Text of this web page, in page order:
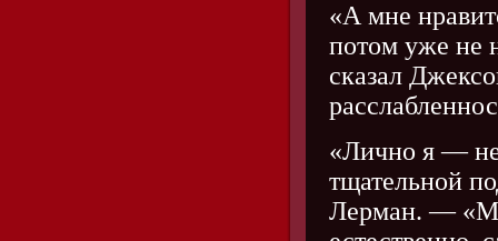
«А мне
потом уже не
сказал
«Лично я —
тщательной
Лерман. —